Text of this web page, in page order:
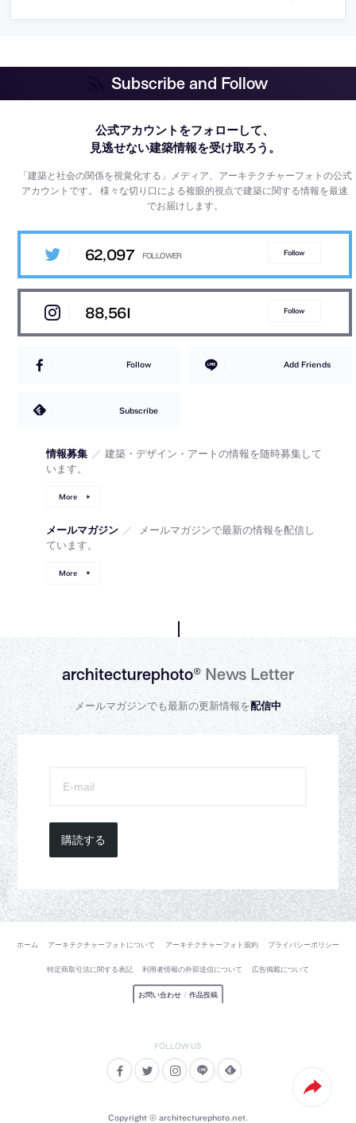
Subscribe and Follow
公式アカウントをフォローして、
見逃せない建築情報を受け取ろう。
「建築と社会の関係を視覚化する」メディア、アーキテクチャーフォトの公式
アカウントです。様々な切り口による複眼的視点で建築に関する情報を最速
でお届けします。
62,097 Follow
88,561 Follow
Follow Add Friends
Subscribe
情報募集 ／ 建築・デザイン・アートの情報を随時募集して
います。
More
メールマガジン ／
メールマガジンで最新の情報を配信し
ています。
More
architecturephoto®News Letter
メールマガジンでも最新の更新情報を配信中
購読する
ホーム アーキテクチャーフォトについて アーキテクチャーフォト規約 プライバシーポリシー
特定商取引法に関する表記 利用者情報の外部送信について 広告掲載について
お問い合わせ / 作品投稿
Copyright © architecturephoto.net.